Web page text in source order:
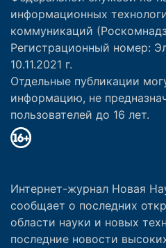
информационных
коммуникаций
Регистрационный номер:
10.11.2021 г.
Отдельные публикации
информацию, не
пользователей до 16 лет.
Интернет-журнал Новая
сообщает о последних
области науки и новых
последние новости